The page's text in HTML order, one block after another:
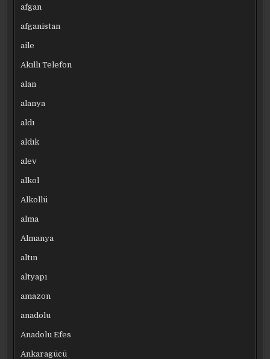
afgan
afganistan
aile
Akıllı Telefon
alan
alanya
aldı
aldık
alev
alkol
Alkollü
alma
Almanya
altın
altyapı
amazon
anadolu
Anadolu Efes
Ankaragücü